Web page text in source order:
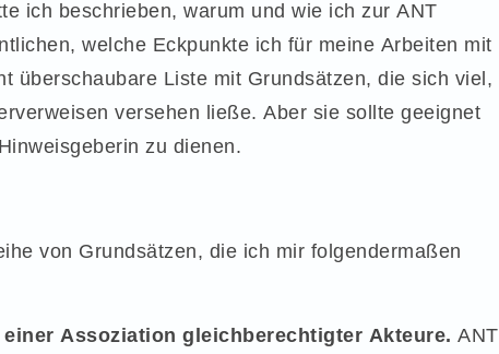
ich beschrieben, warum und wie ich zur ANT
welche Eckpunkte ich für meine Arbeiten mit
überschaubare Liste mit Grundsätzen, die sich viel,
versehen ließe. Aber sie sollte geeignet
zu dienen.
von Grundsätzen, die ich mir folgendermaßen
Assoziation gleichberechtigter Akteure. ANT